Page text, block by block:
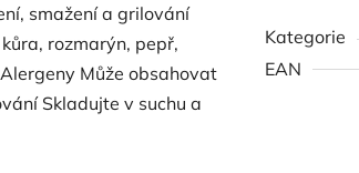
smažení a grilování
rozmarýn, pepř,
Může obsahovat
Skladujte v suchu a
Kategorie
EAN